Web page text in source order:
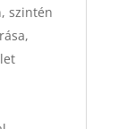
szintén